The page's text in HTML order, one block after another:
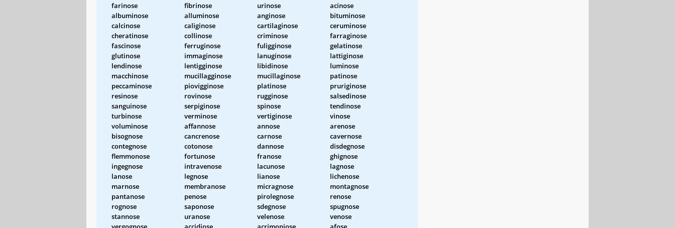
farinose fibrinose urinose
acinose
albuminose
alluminose anginose
bituminose
calcinose
caliginose cartilaginose
ceruminose
cheratinose
collinose criminose
farraginose
fascinose
ferruginose fuligginose
gelatinose
glutinose
immaginose lanuginose
lattiginose
lendinose
lentigginose libidinose
luminose
macchinose
mucillagginose mucillaginose
patinose
peccaminose
piovigginose platinose
pruriginose
resinose
rovinose rugginose
salsedinose
sanguinose
serpiginose spinose
tendinose
turbinose
verminose vertiginose
vinose
voluminose
affannose annose
arenose
bisognose
cancrenose carnose
cavernose
contegnose
cotonose dannose
disdegnose
flemmonose
fortunose franose
ghignose
ingegnose
intravenose lacunose
lagnose
lanose
legnose lianose
lichenose
marnose
membranose micragnose
montagnose
pantanose
penose pirolegnose
renose
rognose
saponose sdegnose
spugnose
stannose
uranose velenose
venose